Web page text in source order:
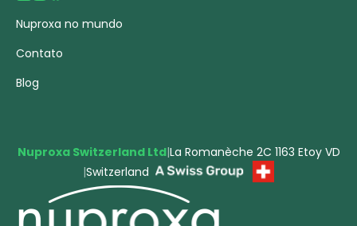
Nuproxa no mundo
Contato
Blog
Nuproxa Switzerland Ltd|La Romanèche 2C 1163 Etoy VD
|Switzerland